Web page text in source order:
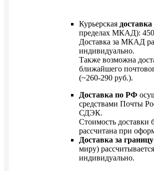
Курьерская
пределах МКАД):
Доставка за МКАД
индивидуально.
Также возможна
ближайшего
(~260-290 руб.).
Доставка по РФ
средствами Почты
СДЭК.
Стоимость доставки
рассчитана при
Доставка за границу
миру) рассчитывается
индивидуально.